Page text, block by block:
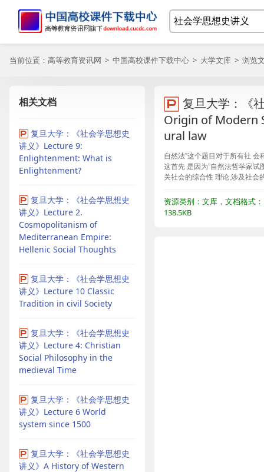
当前位置： 高等教育资讯网 > 中国高校课件下载中心 > 大学文库 > 浏览
相关文档
复旦大学：《社会学思想史
讲义》Lecture 9:
Enlightenment: What is
Enlightenment?
复旦大学：《社会学思想史
讲义》Lecture 2.
Cosmopolitanism of
Mediterranean Empire:
Hellenic Social Thoughts
复旦大学：《社会学思想史
讲义》Lecture 10 Classic
Tradition in civil Society
复旦大学：《社会学思想史
讲义》Lecture 4: Christian
Social Philosophy in the
medieval Time
复旦大学：《社会学思想史
讲义》Lecture 6 World
system since 1500
复旦大学：《社会学思想史
讲义》A History of Western
复旦大学：《
Origin of Modern
ural law
自然法”这个题目对于所有社 会
这首先 是因为”自然法哲学家
关社会的综合性 理论,涉及社会
资源类别：文库，文档格式
138.5KB